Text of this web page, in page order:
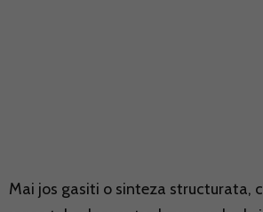
Mai jos gasiti o sinteza structurata,